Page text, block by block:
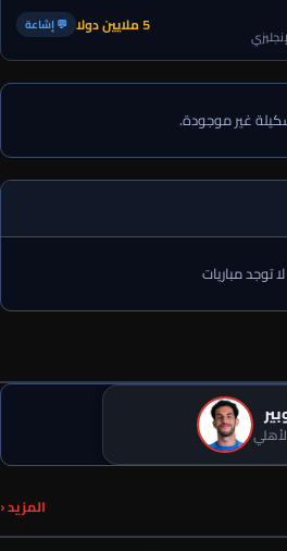
5 ملايين دولا 💬 إشاعة
غير موجودة.
لا توجد مباريات
المزيد ‹